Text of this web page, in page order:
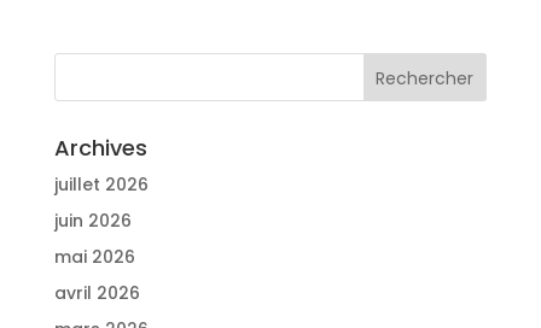
Archives
juillet 2026
juin 2026
mai 2026
avril 2026